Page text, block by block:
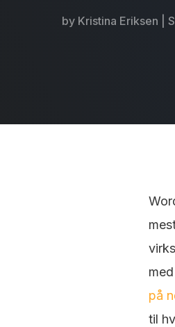
by Kristina Eriksen
på
til